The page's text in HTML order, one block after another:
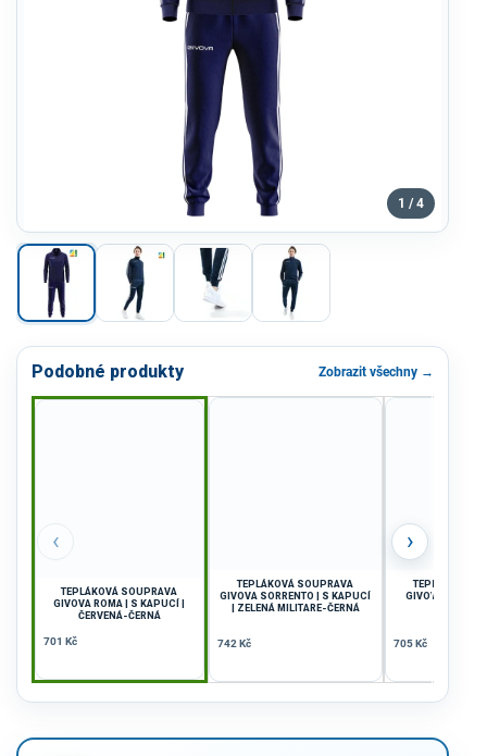
1 / 4
Podobné produkty Zobrazit všechny →
‹
TEPLÁKOVÁ SOUPRAVA
GIVOVA ROMA | S KAPUCÍ |
ČERVENÁ-ČERNÁ
701 Kč
TEPLÁKOVÁ SOUPRAVA
GIVOVA SORRENTO | S KAPUCÍ
| ZELENÁ MILITARE-ČERNÁ
742 Kč
TEPLÁKOVÁ
GIVOVA ROMA |
705 Kč
›